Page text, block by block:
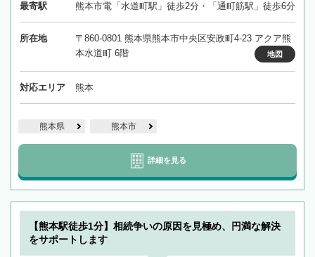
最寄駅 熊本市電「水道町駅」徒歩2分・「通町筋駅」徒歩6分
所在地
〒860-0801 熊本県熊本市中央区安政町4-23 アクア熊
本水道町 6階
地図
対応エリア 熊本
熊本県 熊本市
詳細を見る
【熊本駅徒歩1分】相続争いの原因を見極め、円満な解決
をサポートします